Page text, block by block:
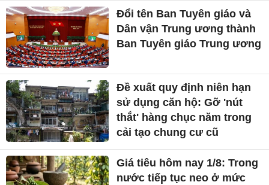
Đổi tên Ban Tuyên giáo và
Dân vận Trung ương thành
Ban Tuyên giáo Trung ương
Đề xuất quy định niên hạn
sử dụng căn hộ: Gỡ 'nút
thắt' hàng chục năm trong
cải tạo chung cư cũ
Giá tiêu hôm nay 1/8: Trong
nước tiếp tục neo ở mức